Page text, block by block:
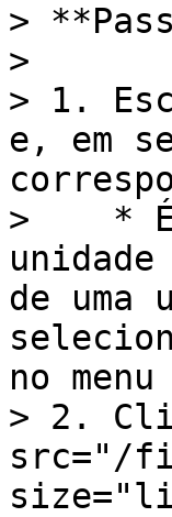
>
>
> 1.
e, em
>    * É
de
no
> 2.
src="/